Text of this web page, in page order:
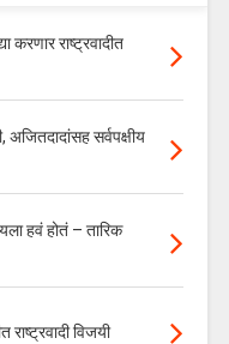
करणार राष्ट्रवादीत
अजितदादांसह सर्वपक्षीय
हवं होतं – तारिक
विजयी